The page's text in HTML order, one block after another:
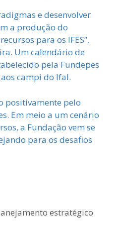
e desenvolver
a produção do
para os IFES”,
Um calendário de
pela Fundepes
campi do Ifal.
positivamente pelo
Em meio a um cenário
a Fundação vem se
para os desafios
estratégico